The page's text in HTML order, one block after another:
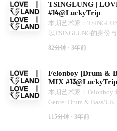
上，在Love Island电台
私藏音乐，也是您在繁
念，在咖啡店小憩之余
下午活动搬到线上，在
周演出艺术家的私藏音
的舒适庇护所。
TSINGLUNG |
#14@LuckyTrip
本期艺术家：
以TSINGLUNG的身份
FASHION BOYS的二
Gqom之间游走，又喜
律动之间。 LOVE
里屯Lucky Trip咖啡在
活动，传递都市漫步舒
憩之余也能听到动听音
上，在Love Island电台
82分钟 · 3年前
Felonboy [Drum &
MIX #13@LuckyTrip
本期艺术家：Felonboy
Genre: Drum & Bass/UK
岛）是SILK和三里屯
115分钟 · 3年前